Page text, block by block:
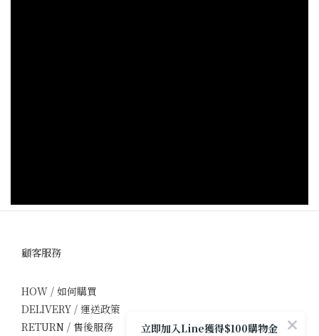
顧客服務
HOW / 如何購買
DELIVERY / 運送政策
RETURN / 售後服務
立即加入Line獲得$100購物金